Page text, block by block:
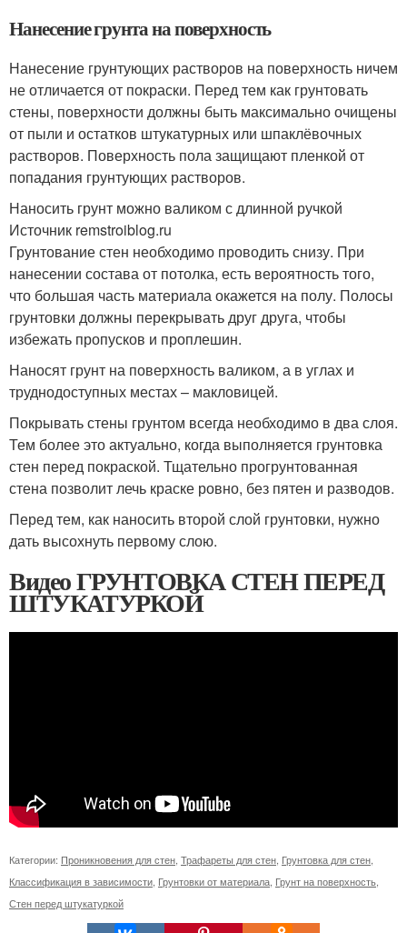
Нанесение грунта на поверхность
Нанесение грунтующих растворов на поверхность ничем
не отличается от покраски. Перед тем как грунтовать
стены, поверхности должны быть максимально очищены
от пыли и остатков штукатурных или шпаклёвочных
растворов. Поверхность пола защищают пленкой от
попадания грунтующих растворов.
Наносить грунт можно валиком с длинной ручкой
Источник remstroiblog.ru
Грунтование стен необходимо проводить снизу. При
нанесении состава от потолка, есть вероятность того,
что большая часть материала окажется на полу. Полосы
грунтовки должны перекрывать друг друга, чтобы
избежать пропусков и проплешин.
Наносят грунт на поверхность валиком, а в углах и
труднодоступных местах – макловицей.
Покрывать стены грунтом всегда необходимо в два слоя.
Тем более это актуально, когда выполняется грунтовка
стен перед покраской. Тщательно прогрунтованная
стена позволит лечь краске ровно, без пятен и разводов.
Перед тем, как наносить второй слой грунтовки, нужно
дать высохнуть первому слою.
Видео ГРУНТОВКА СТЕН ПЕРЕД
ШТУКАТУРКОЙ
Категории: Проникновения для стен, Трафареты для стен, Грунтовка для стен,
Классификация в зависимости, Грунтовки от материала, Грунт на поверхность,
Стен перед штукатуркой